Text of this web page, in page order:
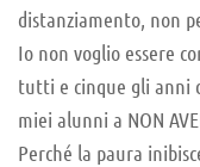
distanziamento, non
Io non voglio essere
tutti e cinque gli anni
miei alunni a NON
Perché la paura